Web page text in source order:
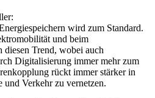
wird zum Standard.
und beim
diesen Trend, wobei auch
Digitalisierung immer mehr zum
rückt immer stärker in
und Verkehr zu vernetzen.